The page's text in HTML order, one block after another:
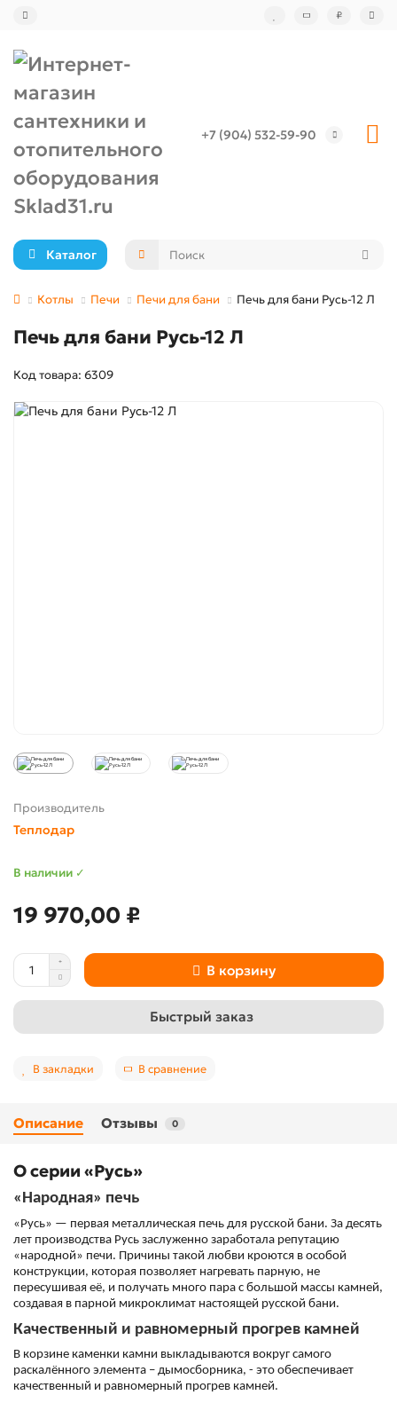
₽
+7 (904) 532-59-90
Каталог
Котлы Печи Печи для бани Печь для бани Русь-12 Л
Печь для бани Русь-12 Л
Код товара: 6309
Производитель
Теплодар
В наличии ✓
19 970,00 ₽
В корзину
Быстрый заказ
В закладки В сравнение
Описание Отзывы 0
О серии «Русь»
«Народная» печь
«Русь» — первая металлическая печь для русской бани. За десять
лет производства Русь заслуженно заработала репутацию
«народной» печи. Причины такой любви кроются в особой
конструкции, которая позволяет нагревать парную, не
пересушивая её, и получать много пара с большой массы камней,
создавая в парной микроклимат настоящей русской бани.
Качественный и равномерный прогрев камней
В корзине каменки камни выкладываются вокруг самого
раскалённого элемента – дымосборника, - это обеспечивает
качественный и равномерный прогрев камней.